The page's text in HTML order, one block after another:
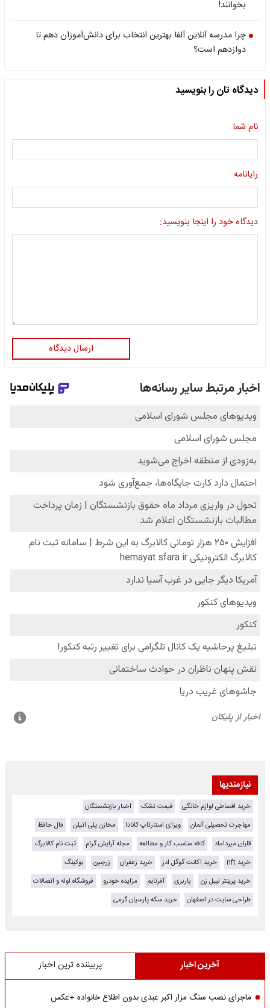
بخوانند!
چرا مدرسه آنلاین آلفا بهترین انتخاب برای دانش‌آموزان دهم تا
دوازدهم است؟
دیدگاه تان را بنویسید
نام شما
رایانامه
دیدگاه خود را اینجا بنویسید:
ارسال دیدگاه
نیازمندیها
خرید اقساطی لوازم خانگی قیمت تشک
اخبار بازنشستگان
مهاجرت تحصیلی آلمان
ویزای استارتاپ کانادا مخازن پلی اتیلن
فال حافظ
قلیان میرداماد
کافه مناسب کار و مطالعه مجله آرایش گرام
ثبت نام کالابرگ
خرید nft
خرید اکانت گوگل ادز خرید زعفران زرچین
بوکینگ
خرید پرینتر لیبل زن
باربری آفرتایم مزایده خودرو
فروشگاه لوله و اتصالات
طراحی سایت در اصفهان
خرید سکه پارسیان گرمی
آخرین اخبار پربیننده ترین اخبار
ماجرای نصب سنگ مزار اکبر عبدی بدون اطلاع خانواده +عکس